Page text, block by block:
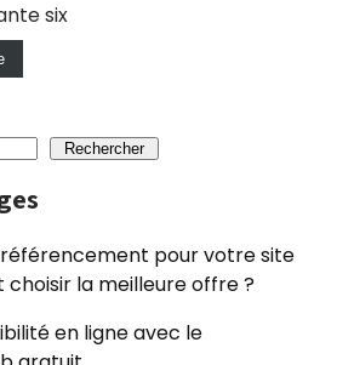
six
Rechercher
pour votre site
la meilleure offre ?
en ligne avec le